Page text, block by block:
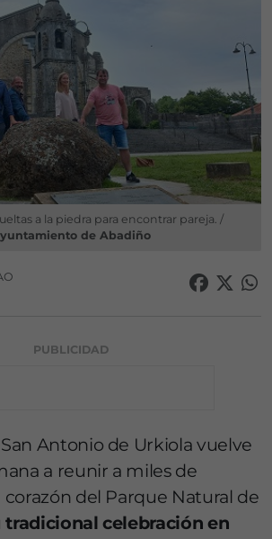
a la piedra para encontrar pareja. /
de Abadiño
PUBLICIDAD
Antonio de Urkiola vuelve
a reunir a miles de
corazón del Parque Natural de
tradicional celebración en